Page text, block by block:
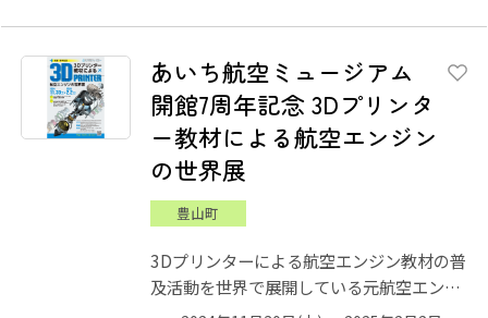
あいち航空ミュージアム
開館7周年記念 3Dプリンタ
ー教材による航空エンジン
の世界展
豊山町
3Dプリンターによる航空エンジン教材の普
及活動を世界で展開している元航空エンジ
ン技術者の「近藤元男」さんが製作した3D